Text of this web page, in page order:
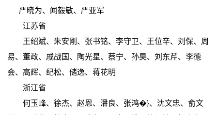
严晓为、闻毅敏、严亚军
江苏省
王绍斌、朱安刚、张书铭、李守卫、王位辛、刘保、周
易、董政、戚战国、陶光星、蔡宁、孙昊、刘东芹、李德
会、高辉、纪松、储逸、蒋花明
浙江省
何玉峰、徐杰、赵恩、潘良、张鸿�}、沈文忠、俞文